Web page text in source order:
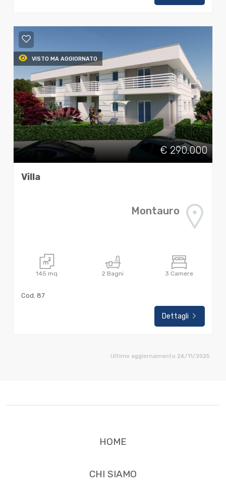
VISTO MA AGGIORNATO
€ 290.000
Villa
Montauro
145 mq 2 Bagni 3 Camere
Cod. 87
Dettagli
Ultimo aggiornamento 26/11/2025
HOME
CHI SIAMO